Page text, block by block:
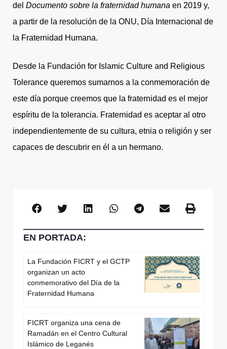
del Documento sobre la fraternidad humana en 2019 y,
a partir de la resolución de la ONU, Día Internacional de
la Fraternidad Humana.
Desde la Fundación for Islamic Culture and Religious
Tolerance queremos sumarnos a la conmemoración de
este día porque creemos que la fraternidad es el mejor
espíritu de la tolerancia. Fraternidad es aceptar al otro
independientemente de su cultura, etnia o religión y ser
capaces de descubrir en él a un hermano.
EN PORTADA:
La Fundación FICRT y el GCTP
organizan un acto
conmemorativo del Día de la
Fraternidad Humana
FICRT organiza una cena de
Ramadán en el Centro Cultural
Islámico de Leganés